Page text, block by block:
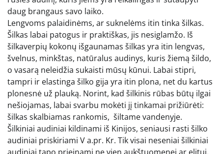
daug brangaus savo laiko.
Lengvoms palaidinėms, ar suknelėms itin tinka šilkas.
Šilkas labai patogus ir praktiškas, jis nesiglamžo. Iš
šilkaverpių kokonų išgaunamas šilkas yra itin lengvas,
švelnus, minkštas, natūralus audinys, kuris žiemą šildo,
o vasarą neleidžia sukaisti mūsų kūnui. Labai stipri,
tampri ir elastinga šilko gija yra itin plona, net du kartus
plonesnė už plauką. Norint, kad šilkinis rūbas būtų ilgai
nešiojamas, labai svarbu mokėti jį tinkamai prižiūrėti:
šilkas skalbiamas rankomis, šiltame vandenyje.
Šilkiniai audiniai kildinami iš Kinijos, seniausi rasti šilko
audiniai priskiriami V a.pr. Kr. Tik visai neseniai šilkiniai